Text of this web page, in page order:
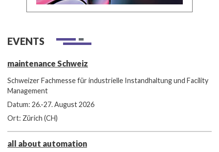
EVENTS
maintenance Schweiz
Schweizer Fachmesse für industrielle Instandhaltung und Facility
Management
Datum: 26.-27. August 2026
Ort: Zürich (CH)
all about automation